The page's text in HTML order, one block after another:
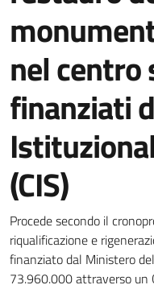
nel centro
finanziati
(CIS)
Dettagli
Procede secondo il
riqualificazione e
finanziato dal Ministero
73.960.000 attraverso